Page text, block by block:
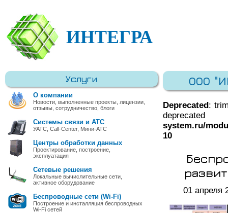
ИНТЕГРА
Услуги
О компании
Новости, выполненные проекты, лицензии,
отзывы, сотрудничество, блоги
Системы связи и АТС
УАТС, Call-Center, Мини-АТС
Центры обработки данных
Проектирование, построение,
эксплуатация
Сетевые решения
Локальные вычислительные сети,
активное оборудование
Беспроводные сети (Wi-Fi)
Построение и инсталляция беспроводных
Wi-Fi сетей
ООО
Deprecated:
system.ru/
10
01 апреля